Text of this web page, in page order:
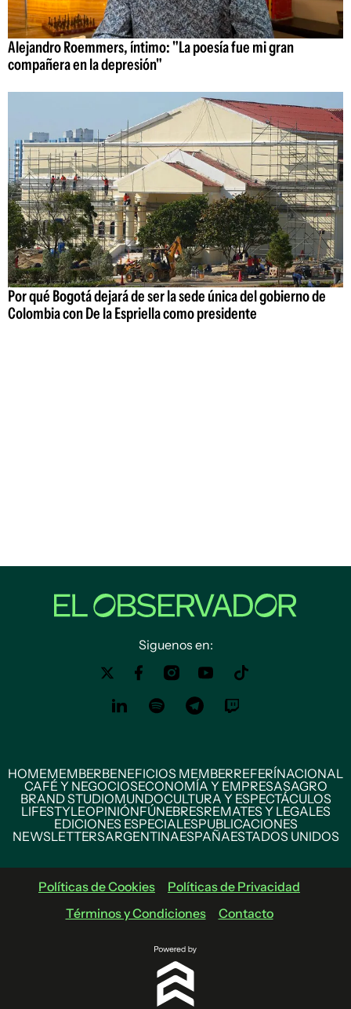
Alejandro Roemmers, íntimo: "La poesía fue mi gran
compañera en la depresión"
Por qué Bogotá dejará de ser la sede única del gobierno de
Colombia con De la Espriella como presidente
Siguenos en:
HOMEMEMBERBENEFICIOS MEMBERREFERÍNACIONAL
CAFÉ Y NEGOCIOSECONOMÍA Y EMPRESASAGRO
BRAND STUDIOMUNDOCULTURA Y ESPECTÁCULOS
LIFESTYLEOPINIÓNFÚNEBRESREMATES Y LEGALES
EDICIONES ESPECIALESPUBLICACIONES
NEWSLETTERSARGENTINAESPAÑAESTADOS UNIDOS
Políticas de Cookies
Políticas de Privacidad
Términos y Condiciones
Contacto